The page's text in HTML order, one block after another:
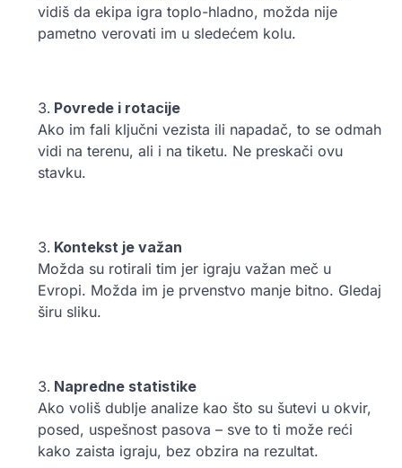
vidiš da ekipa igra toplo-hladno, možda nije
pametno verovati im u sledećem kolu.
Povrede i rotacije
Ako im fali ključni vezista ili napadač, to se odmah
vidi na terenu, ali i na tiketu. Ne preskači ovu
stavku.
Kontekst je važan
Možda su rotirali tim jer igraju važan meč u
Evropi. Možda im je prvenstvo manje bitno. Gledaj
širu sliku.
Napredne statistike
Ako voliš dublje analize kao što su šutevi u okvir,
posed, uspešnost pasova – sve to ti može reći
kako zaista igraju, bez obzira na rezultat.